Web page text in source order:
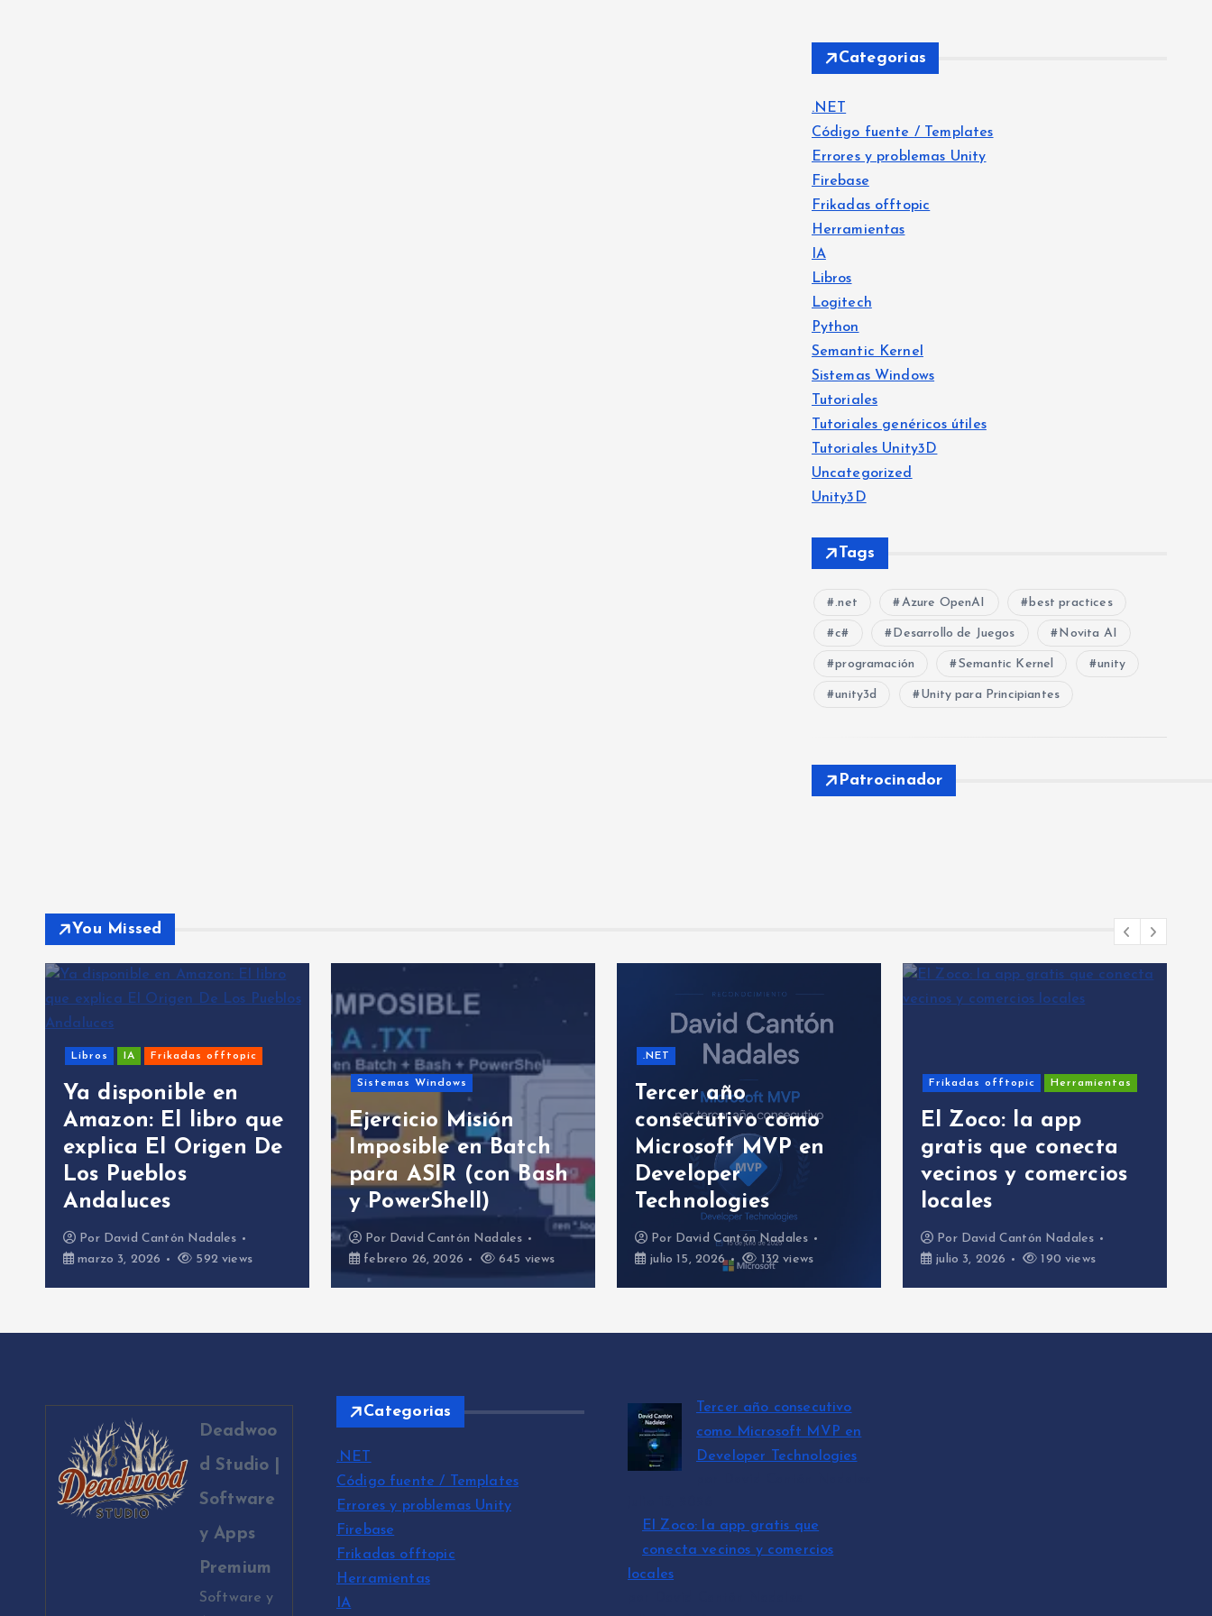
Categorias
.NET
Código fuente / Templates
Errores y problemas Unity
Firebase
Frikadas offtopic
Herramientas
IA
Libros
Logitech
Python
Semantic Kernel
Sistemas Windows
Tutoriales
Tutoriales genéricos útiles
Tutoriales Unity3D
Uncategorized
Unity3D
Tags
.net Azure OpenAI best practices
c# Desarrollo de Juegos Novita AI
programación Semantic Kernel unity
unity3d Unity para Principiantes
Patrocinador
You Missed
Libros IA Frikadas offtopic
Ya disponible en
Amazon: El libro que
explica El Origen De
Los Pueblos
Andaluces
Por David Cantón Nadales
marzo 3, 2026
592 views
Sistemas Windows
Ejercicio Misión
Imposible en Batch
para ASIR (con Bash
y PowerShell)
Por David Cantón Nadales
febrero 26, 2026
645 views
.NET
Tercer año
consecutivo como
Microsoft MVP en
Developer
Technologies
Por David Cantón Nadales
julio 15, 2026
132 views
Frikadas offtopic Herramientas
El Zoco: la app
gratis que conecta
vecinos y comercios
locales
Por David Cantón Nadales
julio 3, 2026
190 views
Deadwoo
d Studio |
Software
y Apps
Premium
Software y
Categorias
.NET
Código fuente / Templates
Errores y problemas Unity
Firebase
Frikadas offtopic
Herramientas
IA
Tercer año consecutivo
como Microsoft MVP en
Developer Technologies
El Zoco: la app gratis que
conecta vecinos y comercios
locales